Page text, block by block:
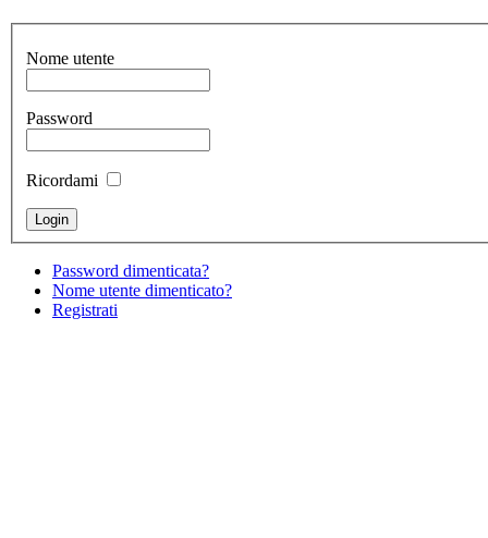
Nome utente
Password
Ricordami
Password dimenticata?
Nome utente dimenticato?
Registrati